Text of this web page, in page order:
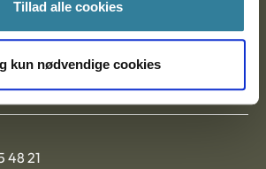
Tillad alle cookies
kun nødvendige cookies
48 21